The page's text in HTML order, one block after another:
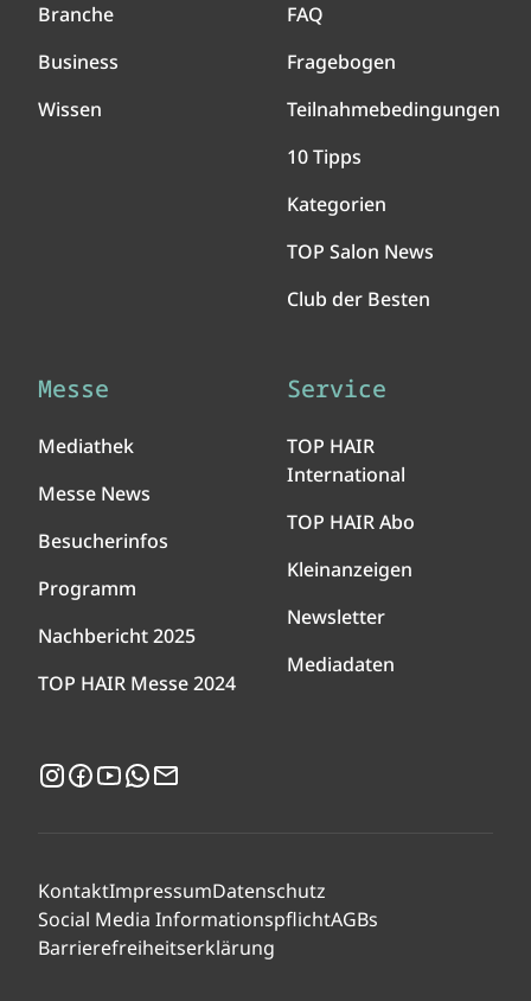
Branche
Business
Wissen
FAQ
Fragebogen
Teilnahmebedingungen
10 Tipps
Kategorien
TOP Salon News
Club der Besten
Messe
Mediathek
Messe News
Besucherinfos
Programm
Nachbericht 2025
TOP HAIR Messe 2024
Service
TOP HAIR
International
TOP HAIR Abo
Kleinanzeigen
Newsletter
Mediadaten
Instagram
Facebook
YouTubeWhatsApp
KontaktImpressumDatenschutz
Social Media InformationspflichtAGBs
Barrierefreiheitserklärung